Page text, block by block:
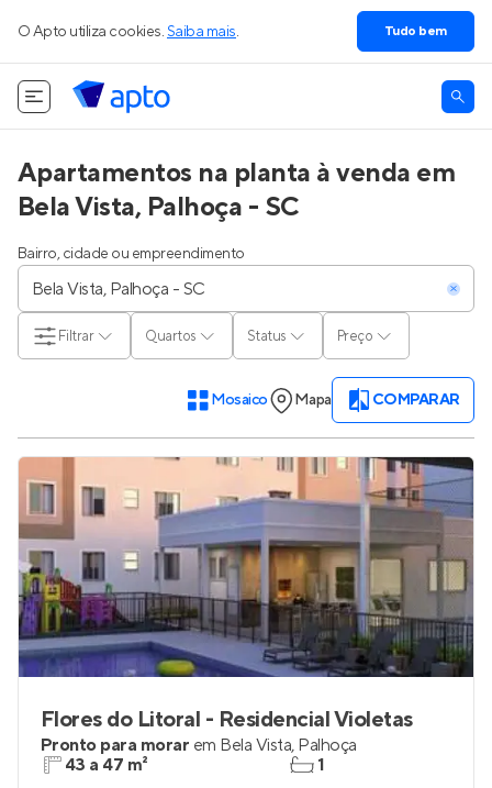
O Apto utiliza cookies. Saiba mais. Tudo bem
Apartamentos na planta à venda em
Bela Vista, Palhoça - SC
Bairro, cidade ou empreendimento
Quartos Status Preço
Filtrar
Mosaico Mapa COMPARAR
Flores do Litoral - Residencial Violetas
Pronto para morar em Bela Vista, Palhoça
43 a 47 m²
1